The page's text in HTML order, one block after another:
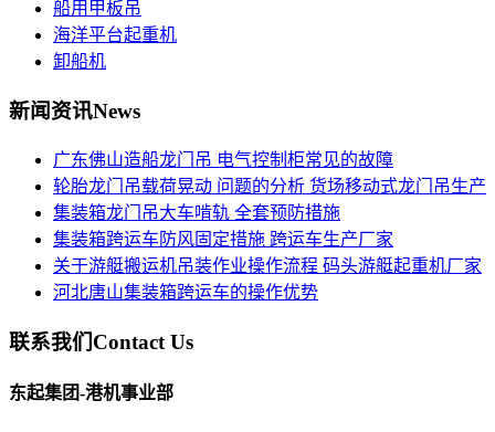
船用甲板吊
海洋平台起重机
卸船机
新闻资讯News
广东佛山造船龙门吊 电气控制柜常见的故障
轮胎龙门吊载荷晃动 问题的分析 货场移动式龙门吊生产
集装箱龙门吊大车啃轨 全套预防措施
集装箱跨运车防风固定措施 跨运车生产厂家
关于游艇搬运机吊装作业操作流程 码头游艇起重机厂家
河北唐山集装箱跨运车的操作优势
联系我们Contact Us
东起集团-港机事业部